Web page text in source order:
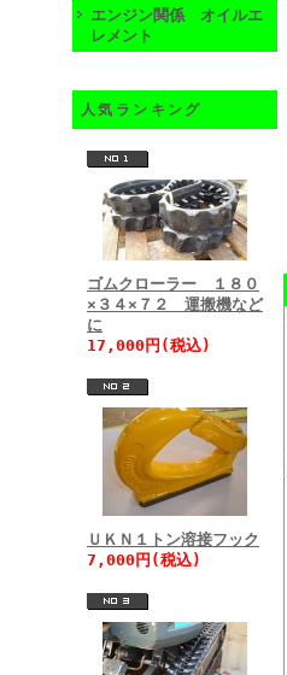
エンジン関係 オイルエ
レメント
人気ランキング
ゴムクローラー １８０
×３４×７２ 運搬機など
に
17,000円(税込)
ＵＫＮ１トン溶接フック
7,000円(税込)